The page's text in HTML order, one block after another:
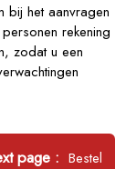
bij het aanvragen
rekening
zodat u een
page
Newer
Bestel